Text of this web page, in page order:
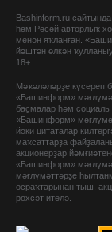
Bashinform.ru
һәм Рәсәй авторлыҡ
менән яҡланған.
йәштән өлкән
18+
Мәҡәләләрҙе күсереп
«Башинформ»
баҫмалар һәм социаль
«Башинформ»
йәки цитаталар
маҡсаттарҙа
акционерҙар
«Башинформ»
мәғлүмәттәрҙе
осраҡтарынан тыш,
рөхсәт ителә.